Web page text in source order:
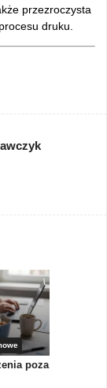
przezroczysta
druku.
poza